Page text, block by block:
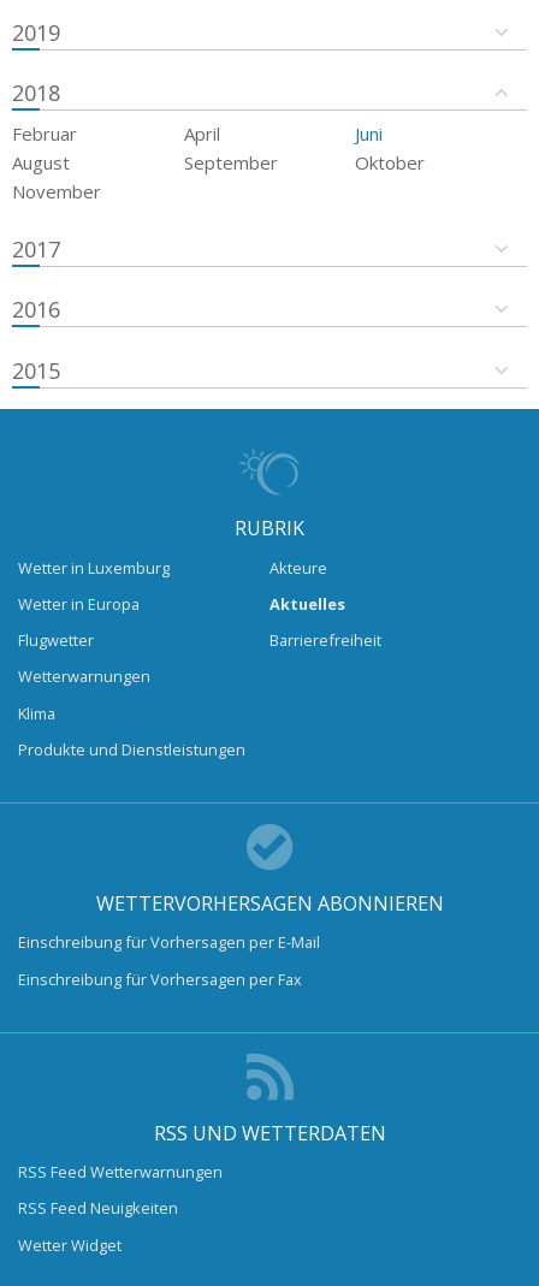
2019
2018
Februar April
Juni
August
September
Oktober
November
2017
2016
2015
RUBRIK
Wetter in Luxemburg
Wetter in Europa
Flugwetter
Wetterwarnungen
Klima
Produkte und Dienstleistungen
Akteure
Aktuelles
Barrierefreiheit
WETTERVORHERSAGEN ABONNIEREN
Einschreibung für Vorhersagen per E-Mail
Einschreibung für Vorhersagen per Fax
RSS UND WETTERDATEN
RSS Feed Wetterwarnungen
RSS Feed Neuigkeiten
Wetter Widget